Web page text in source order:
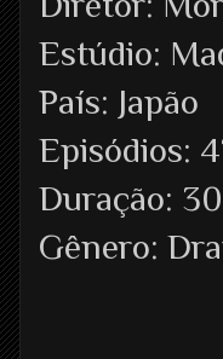
Estúdio:
País: Japão
Episódios:
Duração:
Gênero: